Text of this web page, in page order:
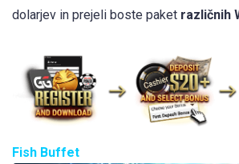
dolarjev in prejeli boste paket različnih
Fish Buffet